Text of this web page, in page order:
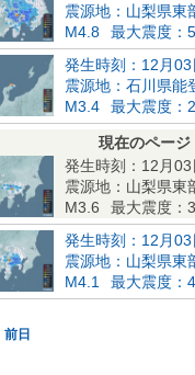
震源地：山梨県東
M4.8
最大震度：
発生時刻：12月
震源地：石川県能
M3.4
最大震度：2
現在のページ
発生時刻：12月
震源地：山梨県東
M3.6
最大震度：3
発生時刻：12月
震源地：山梨県東
M4.1
最大震度：4
前日